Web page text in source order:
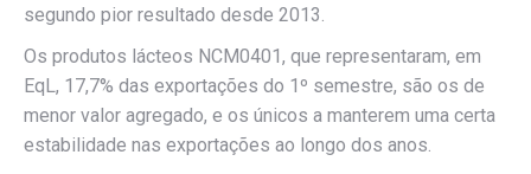
segundo pior resultado desde 2013.
Os produtos lácteos NCM0401, que representaram, em
EqL, 17,7% das exportações do 1º semestre, são os de
menor valor agregado, e os únicos a manterem uma certa
estabilidade nas exportações ao longo dos anos.